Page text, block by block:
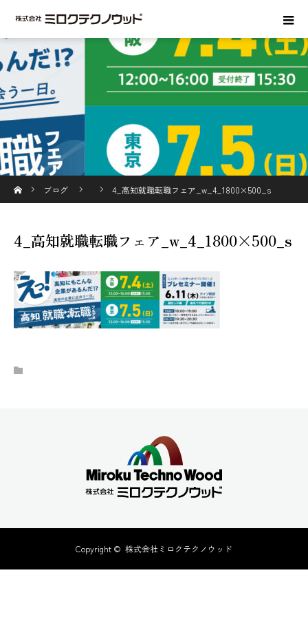
ブログ 4_高知就職転職フェア_w_4_1800×500_s
4_高知就職転職フェア_w_4_1800×500_s
Copyright © 株式会社ミロクテクノウッド